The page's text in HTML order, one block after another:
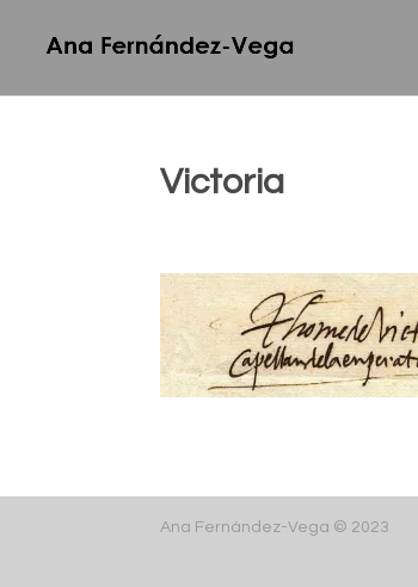
Victoria
Ana Fernández-Vega © 2023